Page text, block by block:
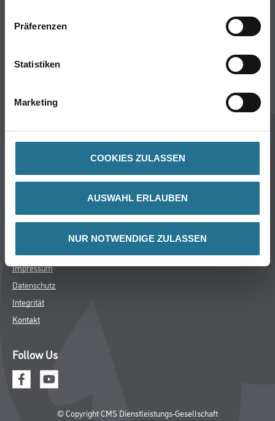
Präferenzen
Statistiken
Marketing
COOKIES ZULASSEN
AUSWAHL ERLAUBEN
NUR NOTWENDIGE ZULASSEN
Services
Sortiment
AGB
Nutzungsbedingungen
Impressum
Datenschutz
Integrität
Kontakt
Follow Us
© Copyright CMS Dienstleistungs-Gesellschaft